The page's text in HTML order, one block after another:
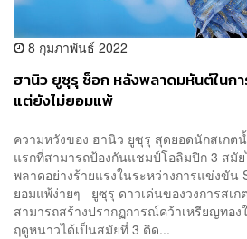
8 กุมภาพันธ์ 2022
ฮานิว ยูซุรุ ช็อก หลังพลาดมหันต์ในก
แต่ยังไม่ยอมแพ้
ความหวังของ ฮานิว ยูซุรุ สุดยอดนักสเก
แรกที่สามารถป้องกันแชมป์โอลิมปิก 3 สมัย
พลาดอย่างร้ายแรงในระหว่างการแข่งขัน
ยอมแพ้ง่ายๆ ยูซุรุ ดาวเด่นของวงการสเก
สามารถสร้างปรากฏการณ์คว้าเหรียญทอ
ฤดูหนาวได้เป็นสมัยที่ 3 ติด...